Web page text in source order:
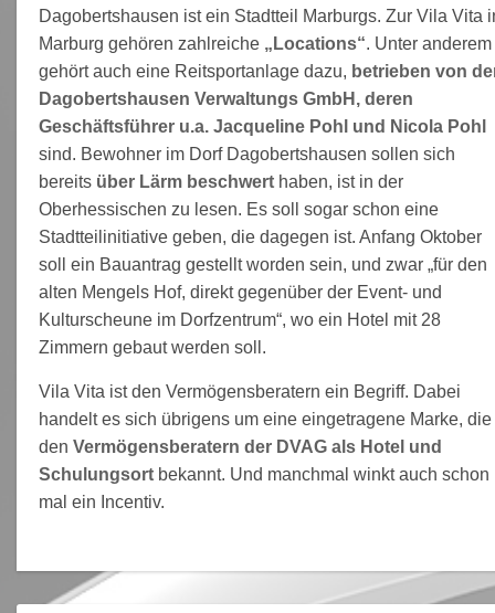
Dagobertshausen ist ein Stadtteil Marburgs. Zur Vila Vita
Marburg gehören zahlreiche „Locations“. Unter anderem
gehört auch eine Reitsportanlage dazu, betrieben von
Dagobertshausen Verwaltungs GmbH, deren
Geschäftsführer u.a. Jacqueline Pohl und Nicola Pohl
sind. Bewohner im Dorf Dagobertshausen sollen sich
bereits über Lärm beschwert haben, ist in der
Oberhessischen zu lesen. Es soll sogar schon eine
Stadtteilinitiative geben, die dagegen ist. Anfang Oktober
soll ein Bauantrag gestellt worden sein, und zwar „für den
alten Mengels Hof, direkt gegenüber der Event- und
Kulturscheune im Dorfzentrum“, wo ein Hotel mit 28
Zimmern gebaut werden soll.
Vila Vita ist den Vermögensberatern ein Begriff. Dabei
handelt es sich übrigens um eine eingetragene Marke, die
denVermögensberatern der DVAG als Hotel und
Schulungsort bekannt. Und manchmal winkt auch schon
mal ein Incentiv.